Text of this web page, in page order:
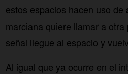
estos espacios hacen uso de
marciana quiere llamar a
señal llegue al espacio y
Al igual que ya ocurre en el